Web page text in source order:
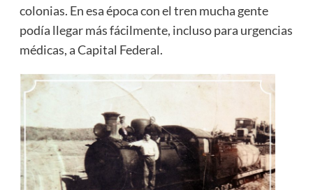
colonias. En esa época con el tren mucha gente
podía llegar más fácilmente, incluso para urgencias
médicas, a Capital Federal.